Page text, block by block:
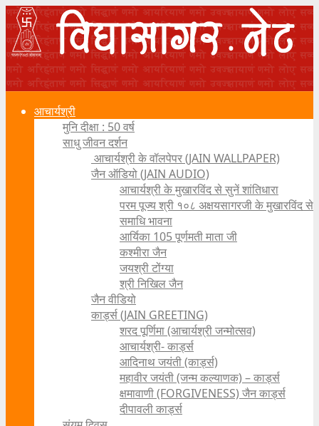
आचार्यश्री
मुनि दीक्षा : 50 वर्ष
साधु जीवन दर्शन
आचार्यश्री के वॉलपेपर (JAIN WALLPAPER)
जैन ऑडियो (JAIN AUDIO)
आचार्यश्री के मुखारविंद से सुनें शांतिधारा
परम पूज्य श्री १०८ अक्षयसागरजी के मुखारविंद से
समाधि भावना
आर्यिका 105 पूर्णमती माता जी
कश्मीरा जैन
जयश्री टोंग्या
श्री निखिल जैन
जैन वीडियो
कार्ड्स (JAIN GREETING)
शरद पूर्णिमा (आचार्यश्री जन्मोत्सव)
आचार्यश्री- कार्ड्स
आदिनाथ जयंती (कार्ड्स)
महावीर जयंती (जन्म कल्याणक) – कार्ड्स
क्षमावाणी (FORGIVENESS) जैन कार्ड्स
दीपावली कार्ड्स